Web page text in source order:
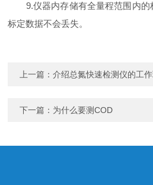
9.仪器内存储有全量程范围内的
标定数据不会丢失。
上一篇：介绍总氮快速检测仪的工
下一篇： 为什么要测COD